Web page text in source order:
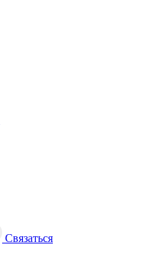
Связаться